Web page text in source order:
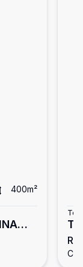
400m²